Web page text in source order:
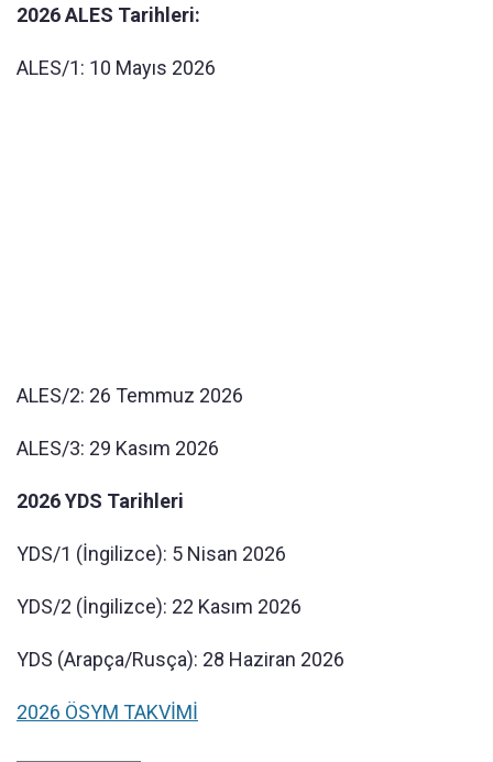
2026 ALES Tarihleri:
ALES/1: 10 Mayıs 2026
ALES/2: 26 Temmuz 2026
ALES/3: 29 Kasım 2026
2026 YDS Tarihleri
YDS/1 (İngilizce): 5 Nisan 2026
YDS/2 (İngilizce): 22 Kasım 2026
YDS (Arapça/Rusça): 28 Haziran 2026
2026 ÖSYM TAKVİMİ